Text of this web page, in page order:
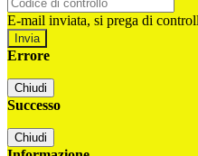
E-mail inviata, si prega di
Errore
Chiudi
Successo
Chiudi